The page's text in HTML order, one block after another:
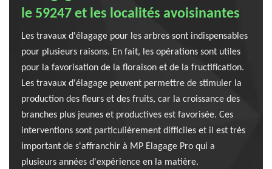
le 59247 et les localités avoisinantes
Les travaux d'élagage pour les arbres sont indispensables
pour plusieurs raisons. En fait, les opérations sont utiles
pour la favorisation de la floraison et de la fructification.
Les travaux d'élagage peuvent permettre de stimuler la
production des fleurs et des fruits, car la croissance des
branches plus jeunes et productives est favorisée. Ces
interventions sont particulièrement difficiles et il est très
important de s'affranchir à MP Elagage Pro qui a
plusieurs années d'expérience en la matière.